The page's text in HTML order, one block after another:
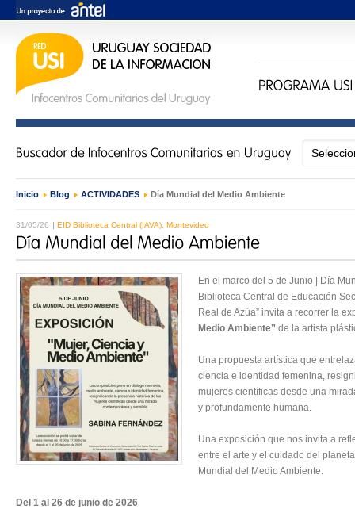
Inicio › Blog › ACTIVIDADES › Día Mundial del Medio Ambiente
31/05/26 EID Biblioteca Central (IAVA), Montevideo
En el marco del 5 de Junio | Día
Biblioteca Central de Educación
Real de Azúa” invita a recorrer la
Medio Ambiente” de la artista
Una propuesta artística que
ciencia e identidad femenina,
mujeres científicas desde una
y profundamente humana.
Una exposición que nos invita a
entre el arte y el cuidado del
Mundial del Medio Ambiente.
Del 1 al 26 de junio de 2026